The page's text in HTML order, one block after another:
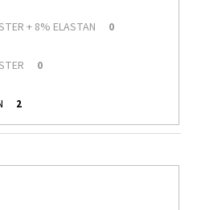
+ 8% ELASTAN 0
0
2